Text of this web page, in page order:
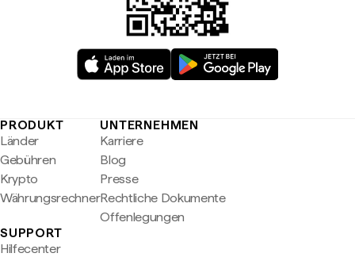
PRODUKT
Länder
Gebühren
Krypto
Währungsrechner
UNTERNEHMEN
Karriere
Blog
Presse
Rechtliche Dokumente
Offenlegungen
SUPPORT
Hilfecenter